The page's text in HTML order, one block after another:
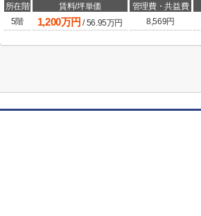
所在階 賃料/坪単価 管理費・共益費
5階
1,200万円 /56.95万円 8,569円